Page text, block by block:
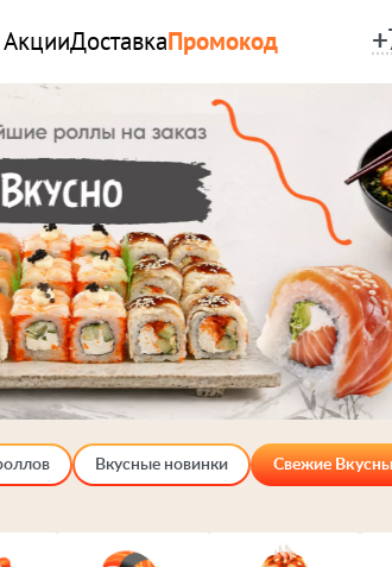
АкцииДоставкаПромокод
Вкусные новинки Свежие